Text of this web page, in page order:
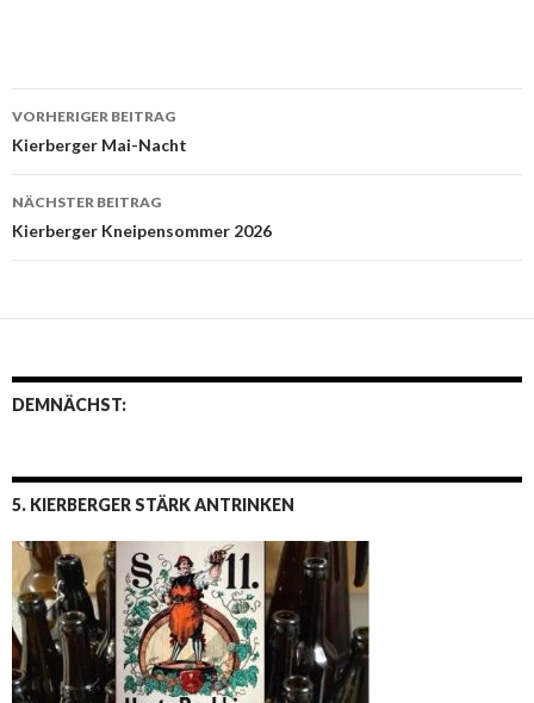
Beitrags-
Navigation
VORHERIGER BEITRAG
Kierberger Mai-Nacht
NÄCHSTER BEITRAG
Kierberger Kneipensommer 2026
DEMNÄCHST:
5. KIERBERGER STÄRK ANTRINKEN